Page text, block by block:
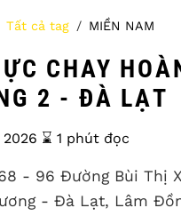
Tất cả tag MIỀN NAM
CHAY
2 - ĐÀ LẠT
2026 ⌛️ 1 phút đọc
- 96 Đường Bùi Thị
- Đà Lạt, Lâm